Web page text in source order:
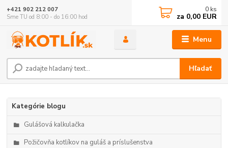
Menu
Hľadať
+421 902 212 007
Sme TU od 8:00 - do 16:00 hod
0 ks
za 0,00 EUR
Kategórie blogu
Gulášová kalkulačka
Požičovňa kotlíkov na guláš a príslušenstva